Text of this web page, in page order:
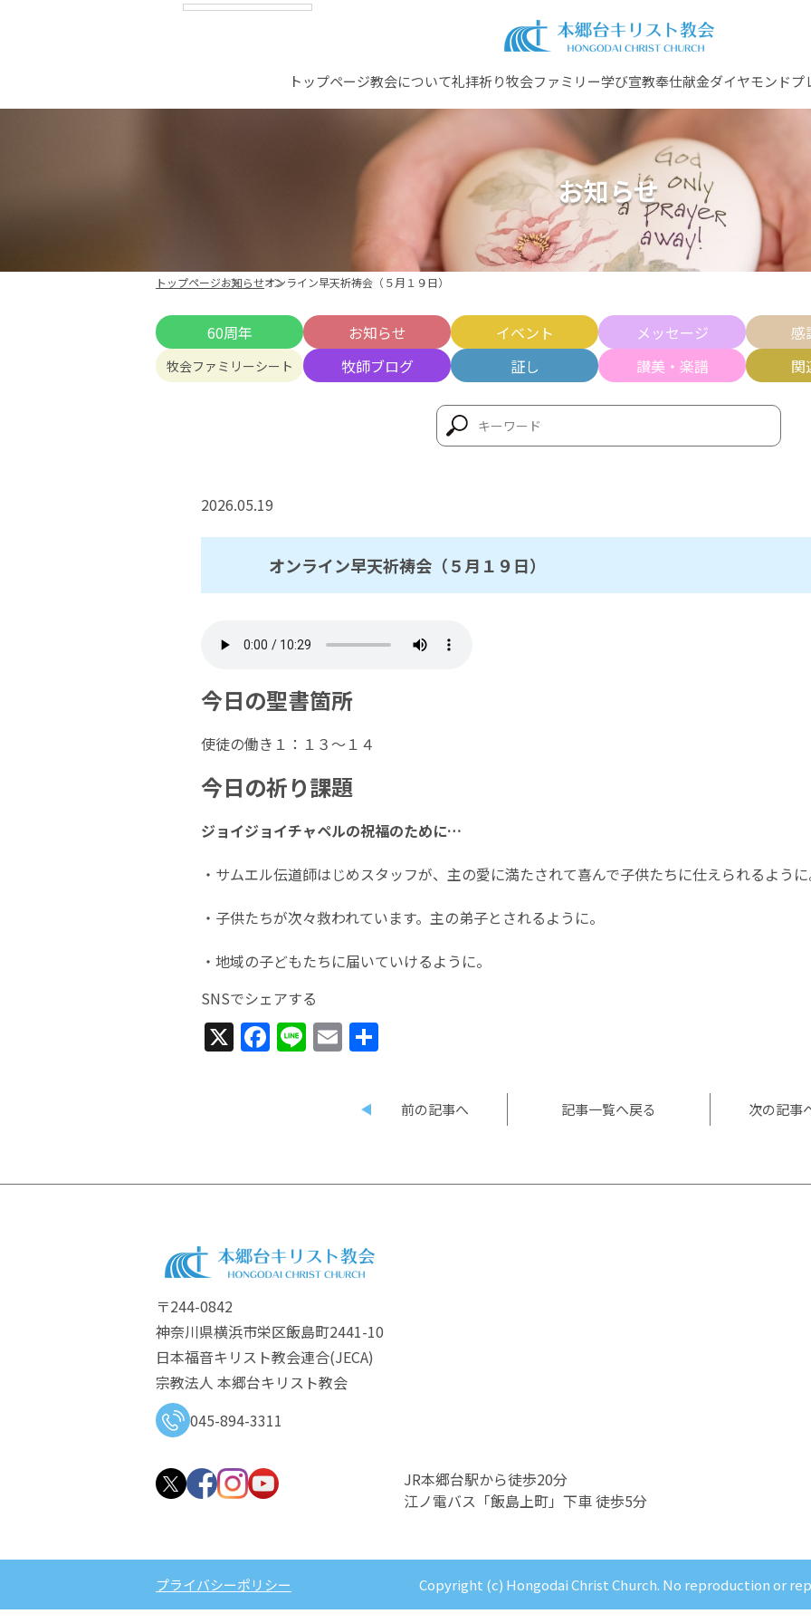
トップページ教会について礼拝祈り牧会ファミリー学び宣教奉仕献金ダイヤモンドプ
お知らせ
トップページお知らせオンライン早天祈祷会（５月１９日）
60周年 お知らせ イベント メッセージ 感
牧会ファミリーシート 牧師ブログ 証し 讃美・楽譜 関
2026.05.19
オンライン早天祈祷会（５月１９日）
今日の聖書箇所
使徒の働き１：１３～１４
今日の祈り課題
ジョイジョイチャペルの祝福のために…
・サムエル伝道師はじめスタッフが、主の愛に満たされて喜んで子供たちに仕えられるよう
・子供たちが次々救われています。主の弟子とされるように。
・地域の子どもたちに届いていけるように。
SNSでシェアする
X Facebook
LineEmail
前の記事へ 記事一覧へ戻る 次の記事
〒244-0842
神奈川県横浜市栄区飯島町2441-10
日本福音キリスト教会連合​(JECA)
宗教法人 本郷台キリスト教会
045-894-3311
JR本郷台駅から徒歩20分
江ノ電バス「飯島上町」下車 徒歩5分
プライバシーポリシー Copyright (c) Hongodai Christ Church. No reproduction or